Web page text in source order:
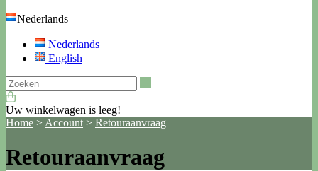
Nederlands
Nederlands
English
Uw winkelwagen is leeg!
Home > Account > Retouraanvraag
Retouraanvraag